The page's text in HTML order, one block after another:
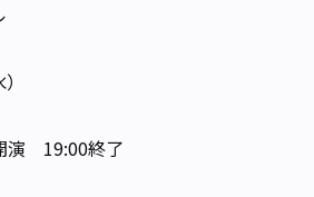
演 19:00終了